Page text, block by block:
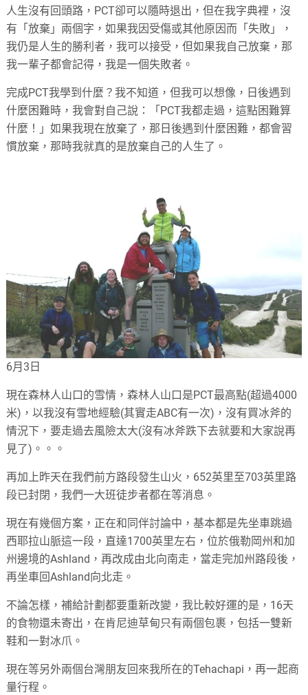
人生沒有回頭路，PCT卻可以隨時退出，但在我字典裡，沒
有「放棄」兩個字，如果我因受傷或其他原因而「失敗」，
我仍是人生的勝利者，我可以接受，但如果我自己放棄，那
我一輩子都會記得，我是一個失敗者。
完成PCT我學到什麼？我不知道，但我可以想像，日後遇到
什麼困難時，我會對自己說：「PCT我都走過，這點困難算
什麼！」如果我現在放棄了，那日後遇到什麼困難，都會習
慣放棄，那時我就真的是放棄自己的人生了。
6月3日
現在森林人山口的雪情，森林人山口是PCT最高點(超過4000
米)，以我沒有雪地經驗(其實走ABC有一次)，沒有買冰斧的
情況下，要走過去風險太大(沒有冰斧跌下去就要和大家說再
見了)。。。
再加上昨天在我們前方路段發生山火，652英里至703英里路
段已封閉，我們一大班徒步者都在等消息。
現在有幾個方案，正在和同伴討論中，基本都是先坐車跳過
西耶拉山脈這一段，直達1700英里左右，位於俄勒岡州和加
州邊境的Ashland，再改成由北向南走，當走完加州路段後，
再坐車回Ashland向北走。
不論怎樣，補給計劃都要重新改變，我比較好運的是，16天
的食物還未寄出，在肯尼迪草甸只有兩個包裹，包括一雙新
鞋和一對冰爪。
現在等另外兩個台灣朋友回來我所在的Tehachapi，再一起商
量行程。